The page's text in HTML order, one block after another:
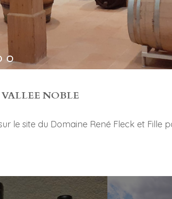
NOBLE
le site du Domaine René Fleck et Fille